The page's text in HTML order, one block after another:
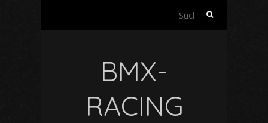
Suchen
BMX-
RACING